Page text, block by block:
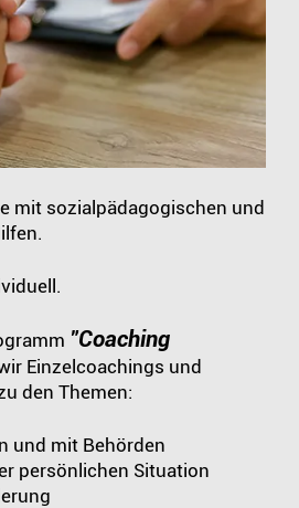
mit sozialpädagogischen und
"Coaching
Einzelcoachings und
den Themen:
und mit Behörden
persönlichen Situation